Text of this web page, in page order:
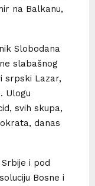
na Balkanu,
Slobodana
slabašnog
srpski Lazar,
Ulogu
svih skupa,
danas
i pod
Bosne i